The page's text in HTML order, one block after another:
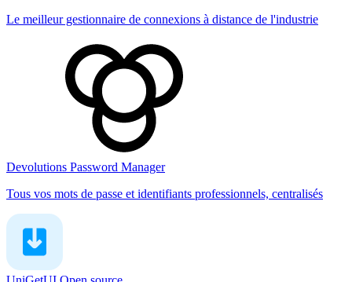
Le meilleur gestionnaire de connexions à distance de l'industrie
Devolutions Password Manager
Tous vos mots de passe et identifiants professionnels, centralisés